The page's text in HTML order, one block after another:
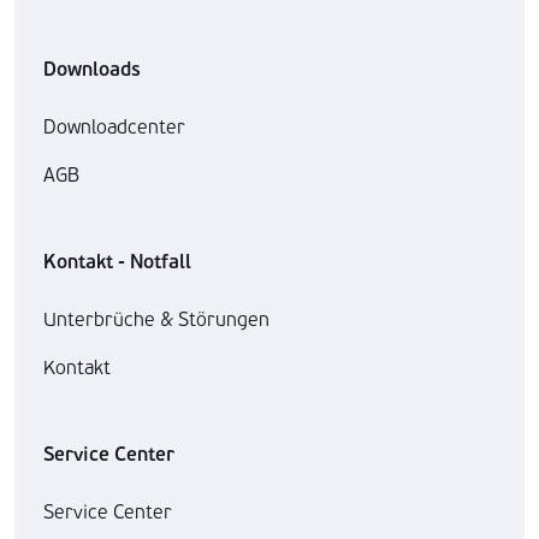
Downloads
Downloadcenter
AGB
Kontakt - Notfall
Unterbrüche & Störungen
Kontakt
Service Center
Service Center